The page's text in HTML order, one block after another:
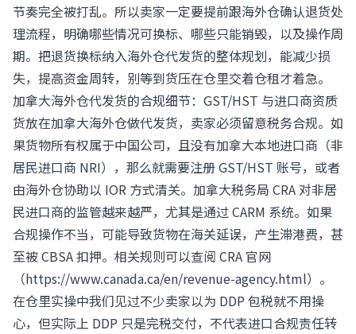
节奏完全被打乱。所以卖家一定要提前跟海外仓确认退货处
理流程，明确哪些情况可换标、哪些只能销毁，以及操作周
期。把退货换标纳入海外仓代发货的整体规划，能减少损
失，提高资金周转，别等到货压在仓里交着仓租才着急。
加拿大海外仓代发货的合规细节：GST/HST 与进口商资质
货放在加拿大海外仓做代发货，卖家必须留意税务合规。如
果货物所有权属于中国公司，且没有加拿大本地进口商（非
居民进口商 NRI），那么就需要注册 GST/HST 账号，或者
由海外仓协助以 IOR 方式清关。加拿大税务局 CRA 对非居
民进口商的监管越来越严，尤其是通过 CARM 系统。如果
合规操作不当，可能导致货物在海关延误，产生滞港费，甚
至被 CBSA 扣押。相关规则可以查阅 CRA 官网
（https://www.canada.ca/en/revenue-agency.html）。
在仓里实操中我们见过不少卖家以为 DDP 包税就不用操
心，但实际上 DDP 只是完税交付，不代表进口合规责任转